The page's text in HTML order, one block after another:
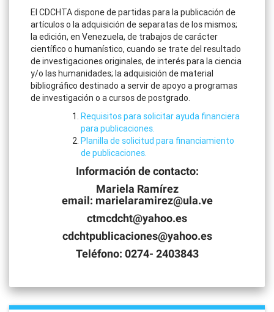
El CDCHTA dispone de partidas para la publicación de
artículos o la adquisición de separatas de los mismos;
la edición, en Venezuela, de trabajos de carácter
científico o humanístico, cuando se trate del resultado
de investigaciones originales, de interés para la ciencia
y/o las humanidades; la adquisición de material
bibliográfico destinado a servir de apoyo a programas
de investigación o a cursos de postgrado.
Requisitos para solicitar ayuda financiera
para publicaciones.
Planilla de solicitud para financiamiento
de publicaciones.
Información de contacto:
Mariela Ramírez
email: marielaramirez@ula.ve
ctmcdcht@yahoo.es
cdchtpublicaciones@yahoo.es
Teléfono: 0274- 2403843